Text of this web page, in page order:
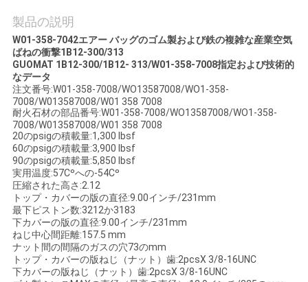
連
絡
し
な
さ
い
引
用
を
製品の説明
W01-358-7042エアー バッグのゴム製および鉄の複雑な産業空気
ばねの衝撃1B12-300/313
GUOMAT 1B12-300/1B12- 313/W01-358-7008指定および技術的
なデータ
注文番号:W01-358-7008/WO13587008/WO1-358-
7008/W013587008/W01 358 7008
耐火石材の部品番号:W01-358-7008/WO13587008/WO1-358-
7008/W013587008/W01 358 7008
20のpsigの積載量:1,300 lbsf
60のpsigの積載量:3,900 lbsf
90のpsigの積載量:5,850 lbsf
実用温度:57Cºへの-54Cº
圧縮された高さ:2.12
トップ・カバーの版の直径:9.00インチ/231mm
最下ピストン数:3212か3183
下カバーの版の直径:9.00インチ/231mm
ねじ中心間距離:157.5 mm
ナット間の間隔のガスの穴73のmm
トップ・カバーの版ねじ（ナット）歯:2pcsX 3/8-16UNC
下カバーの版ねじ（ナット）歯:2pcsX 3/8-16UNC